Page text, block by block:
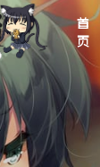
首
页